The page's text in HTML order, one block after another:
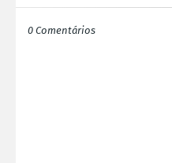
0 Comentários